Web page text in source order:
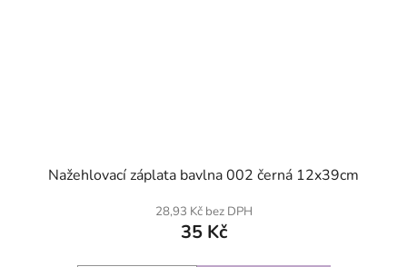
Nažehlovací záplata bavlna 002 černá 12x39cm
28,93 Kč bez DPH
35 Kč